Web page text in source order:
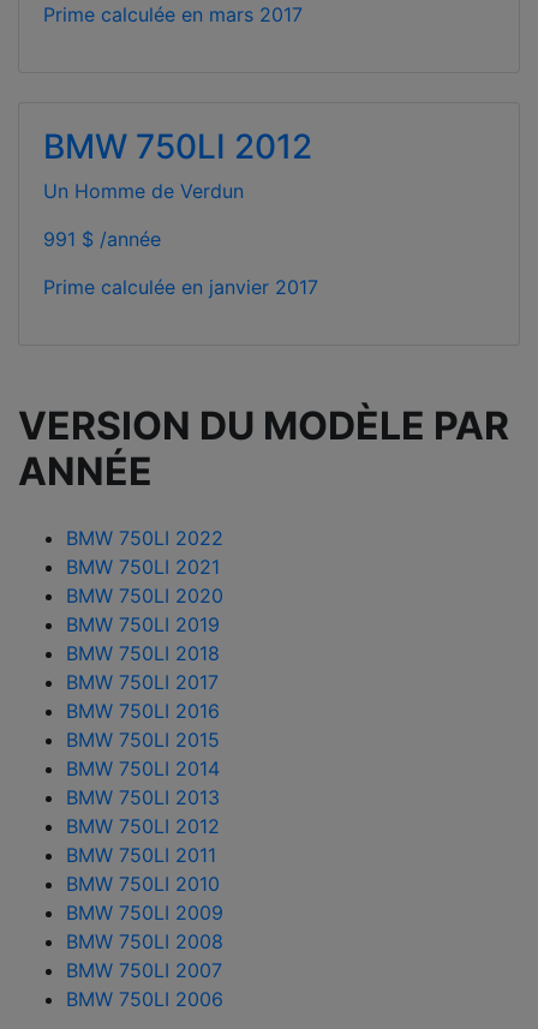
Prime calculée en mars 2017
BMW 750LI 2012
Un Homme de Verdun
991 $ /année
Prime calculée en janvier 2017
VERSION DU MODÈLE PAR
ANNÉE
BMW 750LI 2022
BMW 750LI 2021
BMW 750LI 2020
BMW 750LI 2019
BMW 750LI 2018
BMW 750LI 2017
BMW 750LI 2016
BMW 750LI 2015
BMW 750LI 2014
BMW 750LI 2013
BMW 750LI 2012
BMW 750LI 2011
BMW 750LI 2010
BMW 750LI 2009
BMW 750LI 2008
BMW 750LI 2007
BMW 750LI 2006